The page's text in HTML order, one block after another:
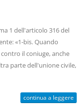
1 dell'articolo 316 del
«1-bis. Quando
il coniuge, anche
parte dell'unione civile,
continua a leggere